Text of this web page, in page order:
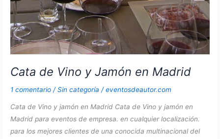
Cata de Vino y Jamón en Madrid
1 comentario /Sin categoría /eventosdeautor.com
Cata de Vino y jamón en Madrid Cata de Vino y jamón en
Madrid para eventos de empresa. en cualquier localización.
para los mejores clientes de una conocida multinacional del